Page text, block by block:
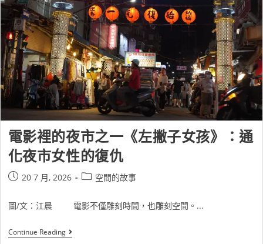
電影裡的夜市之一《左撇子女孩》：通
化夜市女性的復仇
20 7 月, 2026 空間的故事
圖/文：江晨 電影不僅雕刻時間，也雕刻空間。...
Continue Reading